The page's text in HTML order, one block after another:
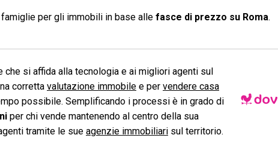
per gli immobili in base alle fasce di prezzo su Roma.
che si affida alla tecnologia e ai migliori agenti sul
corretta valutazione immobile e per vendere casa
possibile. Semplificando i processi è in grado di
per chi vende mantenendo al centro della sua
tramite le sue agenzie immobiliari sul territorio.